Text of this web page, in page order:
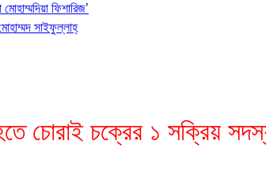
ফিশারিজ’
সাইফুল্লাহ্
হতে চোরাই চক্রের ১ সক্রিয়